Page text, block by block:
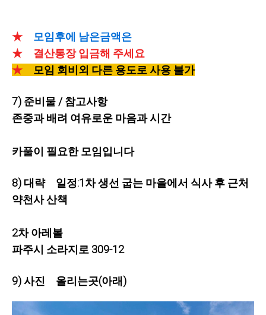
★ 모임후에 남은금액은
★ 결산통장 입금해 주세요
★ 모임 회비외 다른 용도로 사용 불가
7) 준비물 / 참고사항
존중과 배려 여유로운 마음과 시간
카풀이 필요한 모임입니다
8) 대략 일정:1차 생선 굽는 마을에서 식사 후 근처
약천사 산책
2차 아레볼
파주시 소라지로 309-12
9) 사진 올리는곳(아래)